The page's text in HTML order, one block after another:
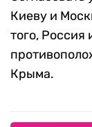
Киеву и
того,
Крыма.